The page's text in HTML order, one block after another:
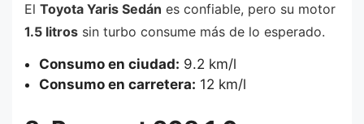
El Toyota Yaris Sedán es confiable, pero su motor
1.5 litros sin turbo consume más de lo esperado.
Consumo en ciudad: 9.2 km/l
Consumo en carretera: 12 km/l